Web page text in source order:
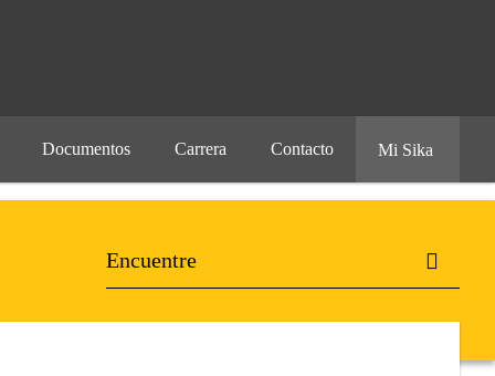
Documentos Carrera Contacto Mi Sika